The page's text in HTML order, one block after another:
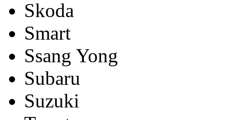
Skoda
Smart
Ssang Yong
Subaru
Suzuki